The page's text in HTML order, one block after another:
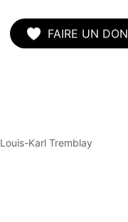
FAIRE UN DON
Louis-Karl Tremblay